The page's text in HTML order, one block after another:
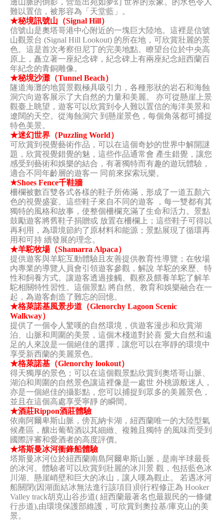
邊山脈的倒影，營造出宛如夢幻 世界的景象。的水色令人
難以置信，被形容為「天堂藍」。
★秘境訊號山（Signal Hill）
信號山是奧塔哥港中心附近的一塊巨大陸地。這裡是信號
山觀景台 (Signal Hill Lookout) 的所在地，可欣賞壯麗的景
色。這是首次考察但尼丁的完美地點。瞭望台位於中央高
原上，矗立著一座紀念碑，紀念碑上有兩座紀念紐西蘭百
年紀念的青銅雕像。
★秘境沙灘（Tunnel Beach）
隧道海灘的地質景觀極具吸引力，各種形狀的岩石和海蝕
洞穴向遊客展示了大自然的力量和美麗。 亦可從懸崖上景
觀臺上眺望，遊客可以欣賞到令人難以置信的海洋美景和
遼闊的天空。從海蝕洞穴 到懸崖景色，每個角落都可捕捉
特色美景。
★迷幻世界（Puzzling World）
可欣賞到視覺藝術作品，可以在這個奇妙的世界中解開謎
題，欣賞視覺錯覺的魅，這些作品通常會 產生錯覺，讓您
感受到藝術和娛樂的結合，有著獨特而有趣的遊玩體驗，
適合不同年齡層的遊客一 同前來探索玩樂。
★Shoes Fence千鞋牆
柵欄被數百雙各式各樣的鞋子所佈滿，形成了一道五顏六
色的視覺盛宴。這些鞋子來自不同的遊客 ，每一雙都有其
獨特的風格和故事，使整個柵欄充滿了生命和活力。景點
鼓勵遊客將舊鞋子捐贈或 放置在柵欄上；這些鞋子可得以
再利用，為環境節約了原材料和能源；景點展現了循環再
用和可持 續發展的理念。
★羊駝牧場（Shamarra Alpaca）
提供遊客與羊駝互動體驗且友善提供教育性導覽；在牧場
內專業的導覽人員會引領遊客參觀，解說 羊駝的來歷、特
性和飼養方式。讓遊客透過接觸、觀察及餵養羊駝了解羊
駝相關特性習性。這個景點 將自然、教育和娛樂融合在一
起，為遊客創造了難忘的回憶。
★格萊諾基風景步道（Glenorchy Lagoon Scenic
Walkway）
提供了一個令人驚嘆的自然環境，供遊客漫步和欣賞湖
泊、山脈和周圍的美景，這個木棧道對於喜 愛大自然和遠
足的人來說是一個絕佳的選擇，讓您可以在寧靜的環境中
享受新西蘭的美麗景色。
★格萊諾基（Glenorchy lookout）
得天獨厚的景色；可以在這個觀景點欣賞到奧塔哥山脈、
湖泊和周圍的自然景色讓這裡像是一處世 外桃源般迷人，
亦是一個絕佳的攝影點，您可以捕捉到眾多的美麗景色，
並且在這個高處享受寧靜 的瞬間。
★酒莊Rippon酒莊體驗
依南阿爾卑斯山脈，傍瓦納卡湖，紐西蘭唯一的大陸型氣
候產區，釀出葡萄酒以其細緻、複雜且獨特 的風味而受到
國際評審和愛酒者的高度評價。
★塔斯曼冰河衝鋒船體驗
塔斯曼冰河位於紐西蘭南島阿爾卑斯山脈，是南半球最長
的冰河。體驗者可以欣賞到壯麗的冰川景 觀，包括藍色冰
川湖、懸崖峭壁和巨大的冰山，讓人嘆為觀止。 若遇冰河
船關閉(因湖面結冰無法進行該項目)則行程修正為 Hooker
Valley track胡克山谷步道( 紐西蘭最著名也最親民的一條健
行步道),由環境保護部維護，可欣賞到奧拉基/庫克山的美
景。